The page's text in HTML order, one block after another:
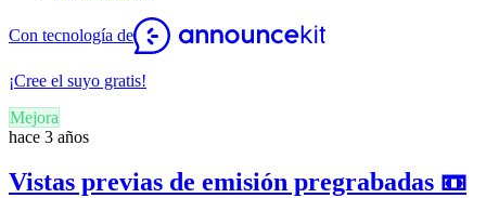
Con tecnología de
¡Cree el suyo gratis!
Mejora
hace 3 años
Vistas previas de emisión pregrabadas 📼